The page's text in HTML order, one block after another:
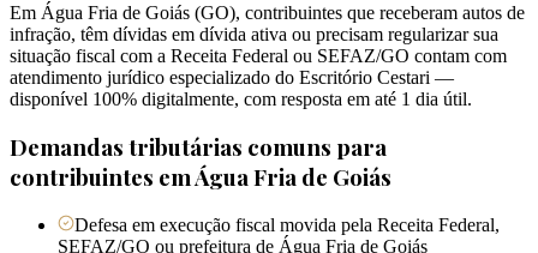
Em Água Fria de Goiás (GO), contribuintes que receberam autos de
infração, têm dívidas em dívida ativa ou precisam regularizar sua
situação fiscal com a Receita Federal ou SEFAZ/GO contam com
atendimento jurídico especializado do Escritório Cestari —
disponível 100% digitalmente, com resposta em até 1 dia útil.
Demandas tributárias comuns para
contribuintes emÁgua Fria de Goiás
Defesa em execução fiscal movida pela Receita Federal,
SEFAZ/GO ou prefeitura de Água Fria de Goiás